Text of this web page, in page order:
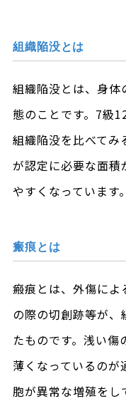
組織陥没とは
組織陥没とは、身体
態のことです。7級
組織陥没を比べてみ
が認定に必要な面積
やすくなっています。
瘢痕とは
瘢痕とは、外傷によ
の際の切創跡等が、
たものです。浅い傷
薄くなっているのが
胞が異常な増殖をし